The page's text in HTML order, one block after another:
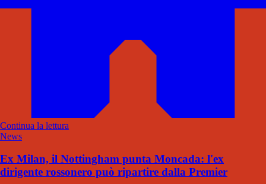
Continua la lettura
News
Ex Milan, il Nottingham punta Moncada: l'ex
dirigente rossonero può ripartire dalla Premier